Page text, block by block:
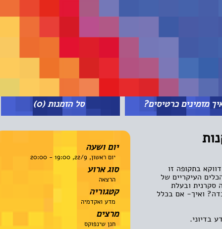
כרטיסים? סל הזמנות(0)
בתקופה זו
העיקריים של
ובעלת
ואיך- אם בכלל
יום ושעה
יום ראשון, 22/9, 19:00 - 20:00
סוג ארוע
הרצאה
קטגוריה
מדע ואקדמיה
מרצים
חנן שינפוקס